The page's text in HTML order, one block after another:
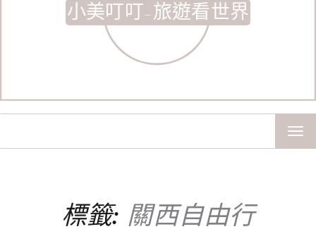
小美叮叮-旅遊看世界
標籤: 關西自由行